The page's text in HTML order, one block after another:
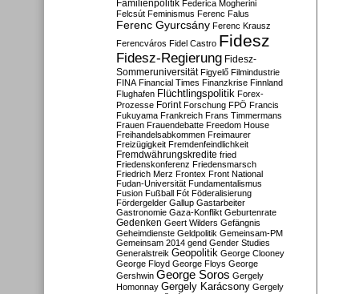
Familienpolitik Federica Mogherini
Felcsút Feminismus Ferenc Falus
Ferenc Gyurcsány Ferenc Krausz
Ferencváros Fidel Castro Fidesz
Fidesz-Regierung Fidesz-
Sommeruniversität Figyelő Filmindustrie
FINA Financial Times Finanzkrise Finnland
Flughafen Flüchtlingspolitik Forex-
Prozesse Forint Forschung FPÖ Francis
Fukuyama Frankreich Frans Timmermans
Frauen Frauendebatte Freedom House
Freihandelsabkommen Freimaurer
Freizügigkeit Fremdenfeindlichkeit
Fremdwährungskredite fried
Friedenskonferenz Friedensmarsch
Friedrich Merz Frontex Front National
Fudan-Universität Fundamentalismus
Fusion Fußball Fót Föderalisierung
Fördergelder Gallup Gastarbeiter
Gastronomie Gaza-Konflikt Geburtenrate
Gedenken Geert Wilders Gefängnis
Geheimdienste Geldpolitik Gemeinsam-PM
Gemeinsam 2014 gend Gender Studies
Generalstreik Geopolitik George Clooney
George Floyd George Floys George
Gershwin George Soros Gergely
Homonnay Gergely Karácsony Gergely